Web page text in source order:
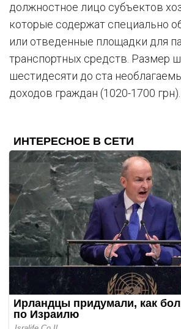
должностное лицо субъектов
которые содержат специально
или отведенные площадки для
транспортных средств. Размер
шестидесяти до ста
доходов граждан (1020-1700 грн).